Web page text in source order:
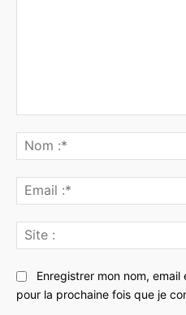
Enregistrer mon nom,
pour la prochaine fois que je